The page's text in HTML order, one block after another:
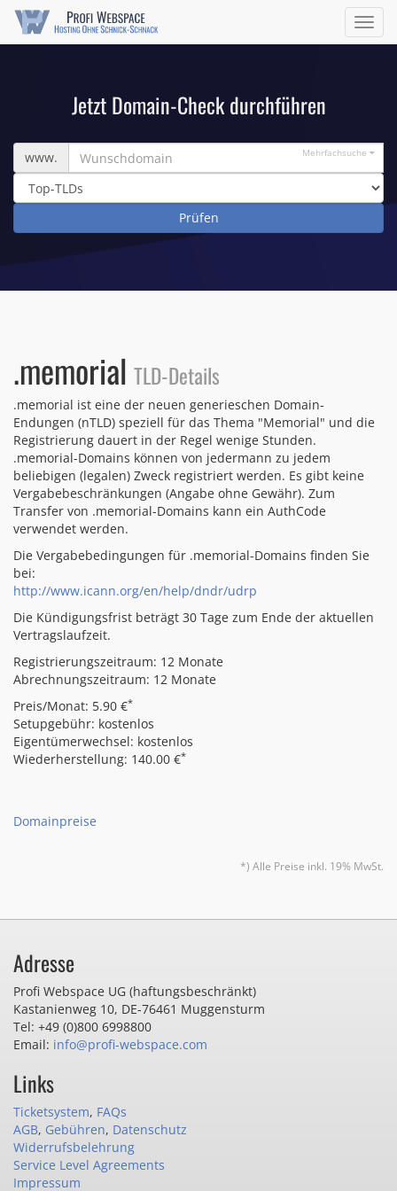
ein/
Jetzt Domain-Check durchführen
Wunschdomain
www. Mehrfachsuche
.memorial TLD-Details
.memorial ist eine der neuen generieschen Domain-
Endungen (nTLD) speziell für das Thema "Memorial" und die
Registrierung dauert in der Regel wenige Stunden.
.memorial-Domains können von jedermann zu jedem
beliebigen (legalen) Zweck registriert werden. Es gibt keine
Vergabebeschränkungen (Angabe ohne Gewähr). Zum
Transfer von .memorial-Domains kann ein AuthCode
verwendet werden.
Die Vergabebedingungen für .memorial-Domains finden Sie
bei:
http://www.icann.org/en/help/dndr/udrp
Die Kündigungsfrist beträgt 30 Tage zum Ende der aktuellen
Vertragslaufzeit.
Registrierungszeitraum: 12 Monate
Abrechnungszeitraum: 12 Monate
Preis/Monat: 5.90 €*
Setupgebühr: kostenlos
Eigentümerwechsel: kostenlos
Wiederherstellung: 140.00 €*
Domainpreise
*) Alle Preise inkl. 19% MwSt.
Adresse
Profi Webspace UG (haftungsbeschränkt)
Kastanienweg 10, DE-76461 Muggensturm
Tel: +49 (0)800 6998800
Email: info@profi-webspace.com
Links
Ticketsystem, FAQs
AGB, Gebühren, Datenschutz
Widerrufsbelehrung
Service Level Agreements
Impressum